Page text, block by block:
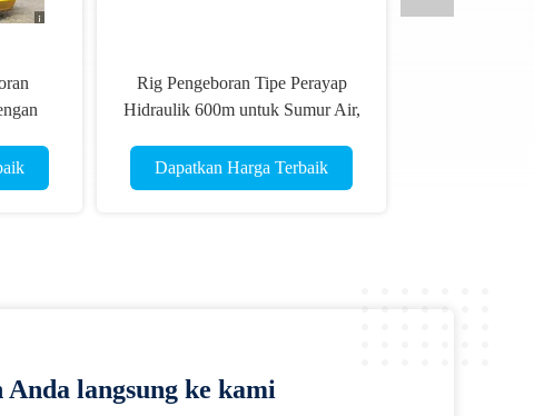
Rig Pengeboran Tipe Perayap
Hidraulik 600m untuk Sumur Air,
Dapatkan Harga Terbaik
langsung ke kami